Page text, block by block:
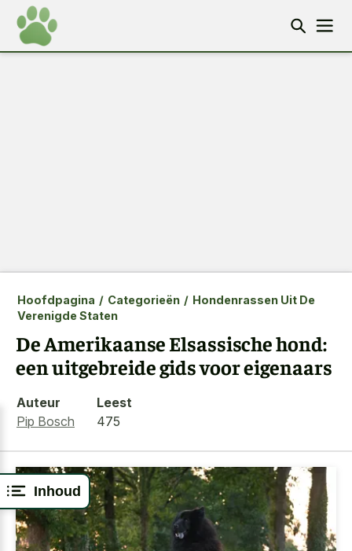
Inhoud
Hoofdpagina / Categorieën / Hondenrassen Uit De
Verenigde Staten
De Amerikaanse Elsassische hond:
een uitgebreide gids voor eigenaars
Auteur
Pip Bosch
Leest
475